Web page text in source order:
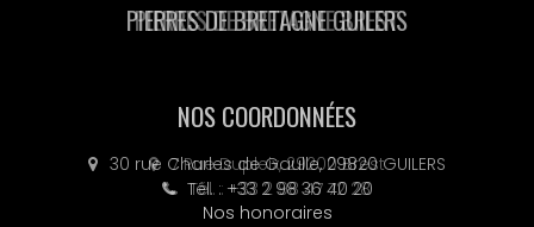
PIERRES DE BRETAGNE GUILERS
NOS COORDONNÉES
30 rue Charles de Gaulle, 29820 GUILERS
Tél. : +33 2 98 36 40 20
Nos honoraires